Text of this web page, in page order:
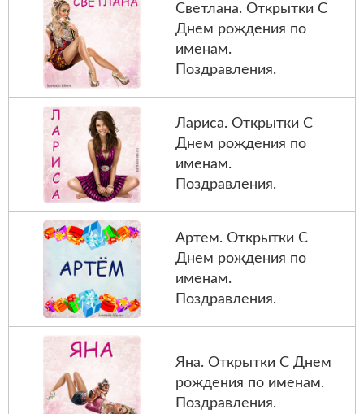
Светлана. Открытки С
Днем рождения по
именам.
Поздравления.
Лариса. Открытки С
Днем рождения по
именам.
Поздравления.
Артем. Открытки С
Днем рождения по
именам.
Поздравления.
Яна. Открытки С Днем
рождения по именам.
Поздравления.